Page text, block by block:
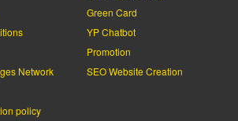
Network
policy
Green Card
YP Chatbot
Promotion
SEO Website Creation